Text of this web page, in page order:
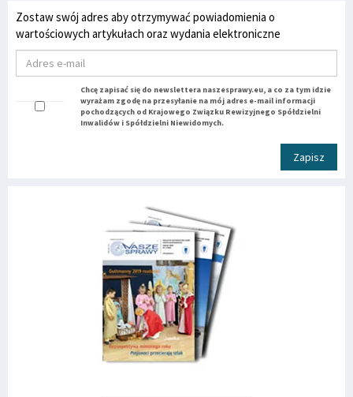
Zostaw swój adres aby otrzymywać powiadomienia o
wartościowych artykułach oraz wydania elektroniczne
Chcę zapisać się do newslettera naszesprawy.eu, a co za tym idzie
wyrażam zgodę na przesyłanie na mój adres e-mail informacji
pochodzących od Krajowego Związku Rewizyjnego Spółdzielni
Inwalidów i Spółdzielni Niewidomych.
Zapisz